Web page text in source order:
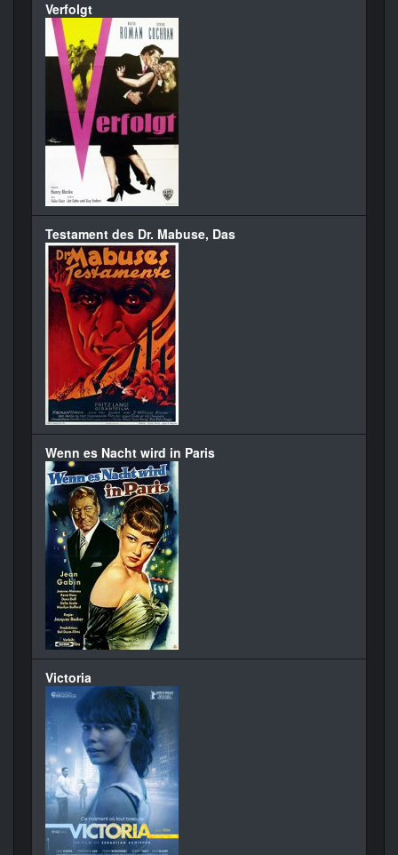
Verfolgt
Testament des Dr. Mabuse, Das
Wenn es Nacht wird in Paris
Victoria